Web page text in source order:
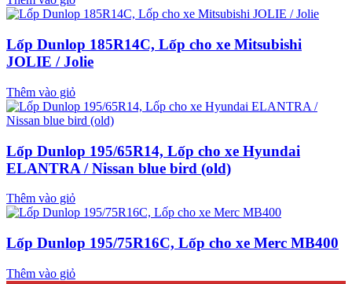
Lốp Dunlop 185R14C, Lốp cho xe Mitsubishi
JOLIE / Jolie
Thêm vào giỏ
Lốp Dunlop 195/65R14, Lốp cho xe Hyundai
ELANTRA / Nissan blue bird (old)
Thêm vào giỏ
Lốp Dunlop 195/75R16C, Lốp cho xe Merc MB400
Thêm vào giỏ